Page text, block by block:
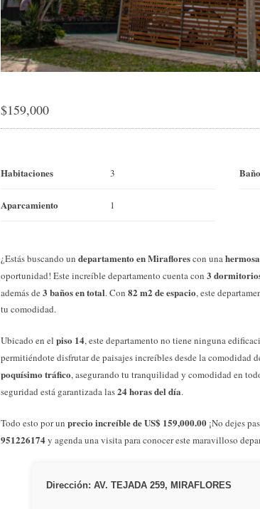
$159,000
Habitaciones 3
Aparcamiento 1
¿Estás buscando un departamento en Miraflorescon una
oportunidad! Este increíble departamento cuenta con 3
además de 3 baños en total. Con 82 m2 de espacio, este
tu comodidad.
Ubicado en el piso 14, este departamento no tiene ninguna
permitiéndote disfrutar de paisajes increíbles desde la comodidad
poquísimo tráfico, asegurando tu tranquilidad y comodidad en
seguridad está garantizada las24 horas del día.
Todo esto por un precio increíble de US$ 159,000.00 ¡No dejes
951226174y agenda una visita para conocer este maravilloso
Dirección: AV. TEJADA 259, MIRAFLORES